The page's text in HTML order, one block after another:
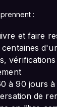
:
et faire
à 90 jours
de